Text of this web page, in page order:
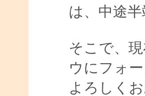
は、中途
そこで、
ウにフォ
よろしく